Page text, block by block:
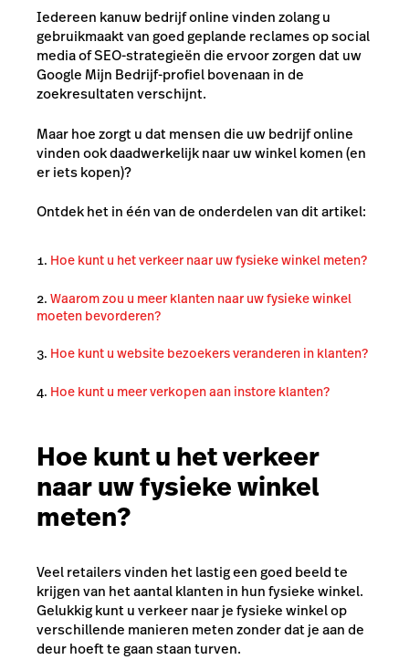
Iedereen kanuw bedrijf online vindenzolang u
gebruikmaakt van goed geplande reclames op social
media of SEO-strategieën die ervoor zorgen dat uw
Google Mijn Bedrijf-profiel bovenaan in de
zoekresultaten verschijnt.
Maar hoe zorgt u dat mensen die uw bedrijf online
vinden ook daadwerkelijk naar uw winkel komen (en
er iets kopen)?
Ontdek het in één van de onderdelen van dit artikel:
Hoe kunt u het verkeer naar uw fysieke winkel meten?
Waarom zou u meer klanten naar uw fysieke winkel
moeten bevorderen?
Hoe kunt u website bezoekers veranderen in klanten?
Hoe kunt u meer verkopen aan instore klanten?
Hoe kunt u het verkeer
naar uw fysieke winkel
meten?
Veel retailers vinden het lastig een goed beeld te
krijgen van het aantal klanten in hun fysieke winkel.
Gelukkig kunt u verkeer naar je fysieke winkel op
verschillende manieren meten zonder dat je aan de
deur hoeft te gaan staan turven.